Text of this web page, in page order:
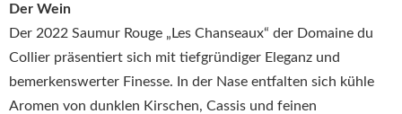
Der Wein
Der 2022 Saumur Rouge „Les Chanseaux“ der Domaine du
Collier präsentiert sich mit tiefgründiger Eleganz und
bemerkenswerter Finesse. In der Nase entfalten sich kühle
Aromen von dunklen Kirschen, Cassis und feinen